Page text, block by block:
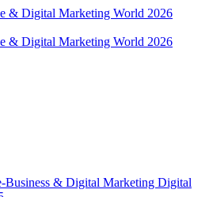
Business & Digital Marketing Digital